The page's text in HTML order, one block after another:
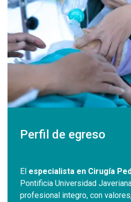
Perfil de egreso
El especialista en Cirugía
Pontificia Universidad
profesional integro, con